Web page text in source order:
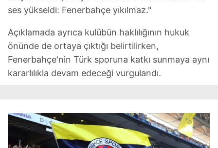
ses yükseldi: Fenerbahçe yıkılmaz."
Açıklamada ayrıca kulübün haklılığının hukuk
önünde de ortaya çıktığı belirtilirken,
Fenerbahçe'nin Türk sporuna katkı sunmaya aynı
kararlılıkla devam edeceği vurgulandı.